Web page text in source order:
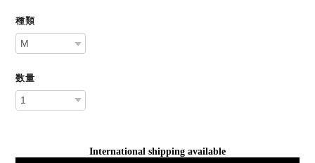
種類
数量
International shipping available